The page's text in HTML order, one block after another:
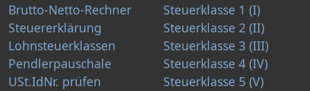
Brutto-Netto-Rechner
Steuererklärung
Lohnsteuerklassen
Pendlerpauschale
USt.IdNr. prüfen
Steuerklasse 1 (I)
Steuerklasse 2 (II)
Steuerklasse 3 (III)
Steuerklasse 4 (IV)
Steuerklasse 5 (V)